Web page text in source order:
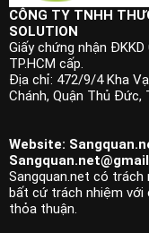
CÔNG TY TNHH
SOLUTION
Giấy chứng nhận
TP.HCM cấp.
Địa chỉ: 472/9/4 Kha
Chánh, Quận Thủ Đức,
Website:
Sangquan.net có
bất cứ trách nhiệm với
thỏa thuận.